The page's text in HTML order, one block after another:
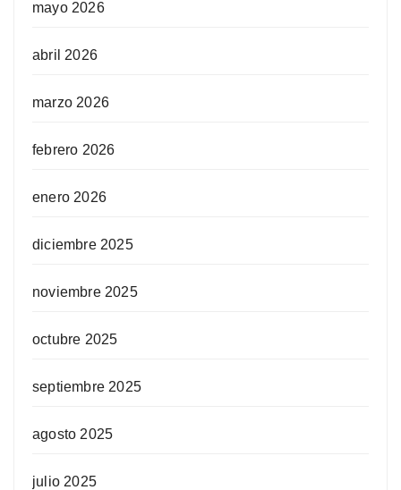
mayo 2026
abril 2026
marzo 2026
febrero 2026
enero 2026
diciembre 2025
noviembre 2025
octubre 2025
septiembre 2025
agosto 2025
julio 2025